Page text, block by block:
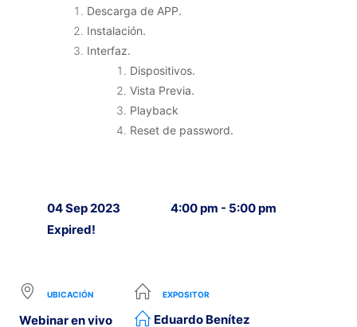
Descarga de APP.
Instalación.
Interfaz.
Dispositivos.
Vista Previa.
Playback
Reset de password.
04 Sep 2023
Expired!
4:00 pm - 5:00 pm
UBICACIÓN
Webinar en vivo
EXPOSITOR
Eduardo Benítez